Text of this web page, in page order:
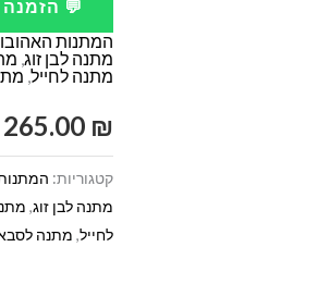
פיצוחים
עם
מכסה
💬
המתנות האהובות
מתנה לבן זוג,
מתנה לחייל,
265.00 ₪
קטגוריות: המתנות
מתנה לבן זוג,
לחייל, מתנה